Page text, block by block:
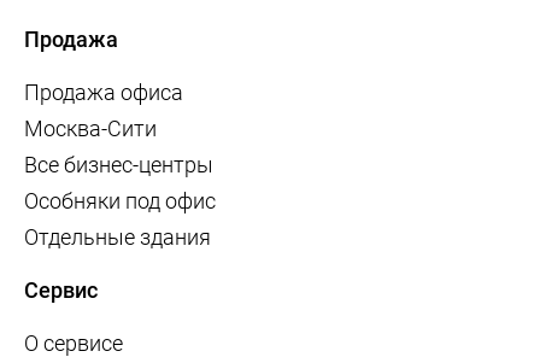
Продажа
Продажа офиса
Москва-Сити
Все бизнес-центры
Особняки под офис
Отдельные здания
Сервис
О сервисе